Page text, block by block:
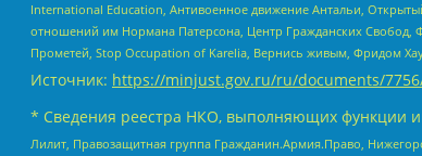
International Education, Антивоенное движение Антальи,
отношений им Нормана Патерсона, Центр Гражданских Свобод,
Прометей, Stop Occupation of Karelia, Вернись живым, Фридом
Источник: https://minjust.gov.ru/ru/documents/
* Сведения реестра НКО, выполняющих функции
Лилит, Правозащитная группа Гражданин.Армия.Право,